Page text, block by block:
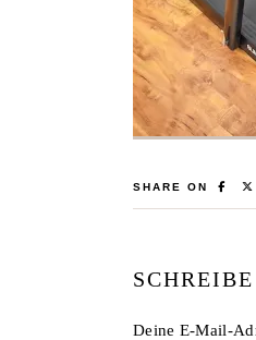
SHARE ON
Deine E-Mail-